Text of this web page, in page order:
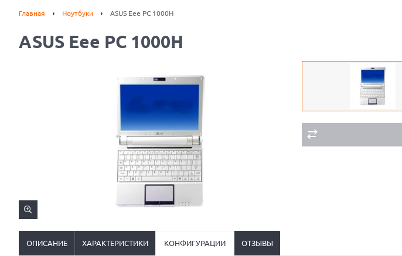
Главная Ноутбуки ASUS Eee PC 1000H
ASUS Eee PC 1000H
ОПИСАНИЕ ХАРАКТЕРИСТИКИ КОНФИГУРАЦИИ ОТЗЫВЫ